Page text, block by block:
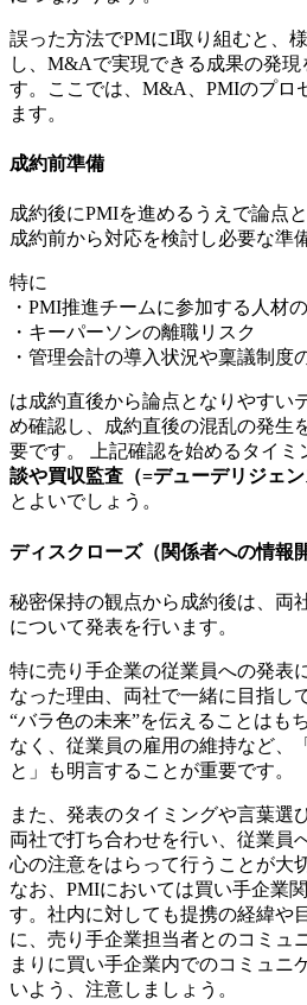
誤った方法でPMにI取り組むと、
し、M&Aで実現できる成果の発現
す。ここでは、M&A、PMIのプロ
ます。
成約前準備
成約後にPMIを進めるうえで論点
成約前から対応を検討し必要な準
特に
・PMI推進チームに参加する人材
・キーパーソンの離職リスク
・管理会計の導入状況や稟議制度
は成約直後から論点となりやすい
め確認し、成約直後の混乱の発生
要です。 上記確認を始めるタイミ
談や買収監査（=デューデリジェ
とよいでしょう。
ディスクローズ（関係者への情報
秘密保持の観点から成約後は、両
について発表を行います。
特に売り手企業の従業員への発表
なった理由、両社で一緒に目指し
“バラ色の未来”を伝えることはも
なく、従業員の雇用の維持など、
と」も明言することが重要です。
また、発表のタイミングや言葉選
両社で打ち合わせを行い、従業員
心の注意をはらって行うことが大
なお、PMIにおいては買い手企業
す。社内に対しても提携の経緯や
に、売り手企業担当者とのコミュ
まりに買い手企業内でのコミュニ
いよう、注意しましょう。